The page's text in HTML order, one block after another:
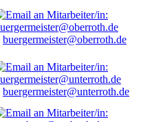
buergermeister@oberroth.de
buergermeister@unterroth.de